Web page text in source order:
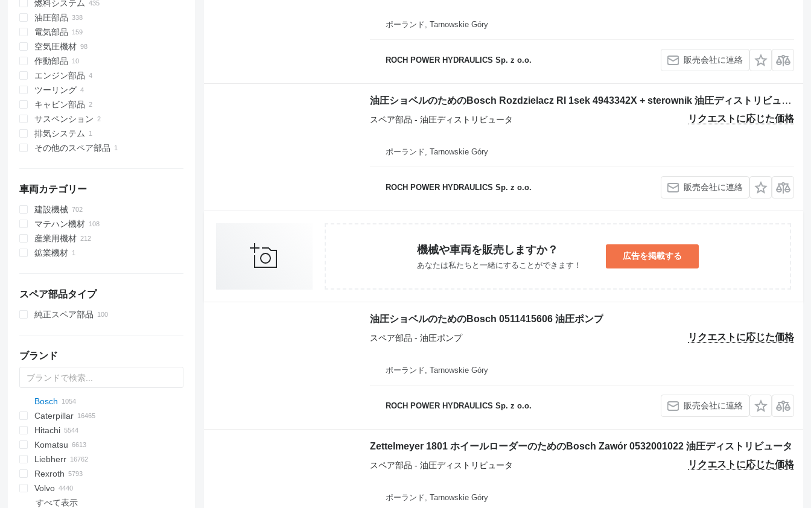
燃料システム
インジェクタ
噴射ポンプ
燃料ポンプ
燃料レール
燃料圧力センサー
エアフィルター
油圧部品
油圧ポンプ
油圧ディストリビュータ
ギアポンプ
油圧モーター
アキシャルピストンポンプ
油圧シリンダ
油圧アキュムレーター
その他の油圧スペア部品
電気部品
オルタネーター
ヒューズブロック
制御ユニット
スターター
電子基板
リレー
サーボモーター
モニター
コントローラー
電気モーター
周波数チェンジャー
ダッシュボード
リニアアクチュエータ
空気圧機材
空気圧シリンダー
ニューマチックバルブ
ソレノイドバルブ
その他の空気圧スペア部品
作動部品
チゼル
その他の作動部品
エンジン部品
エンジン
マニホールド
オイルポンプ
ターボチャージャー
ツーリング
アイドラーローラー
その他の加工設備
キャビン部品
ワイパーモーター
フロント計器盤
サスペンション
パワーステアリング
パワーステアリングポンプ
排気システム
マフラー
その他のスペア部品
車両カテゴリー
建設機械
油圧ショベル
バックホーローダー
クレーン
オールテラインクレーン
道路建設機材
ブルドーザ
建設ローダー
スキッドステア
その他の建設機材
マテハン機材
フォークリフト
ディーゼルフォークリフト
オーダーピッカー
コンテナハンドラー
産業用機材
金属加工機械
梱包機械
発電機
プロセス装置
産業用ロボット
その他の産業用機材
鉱業機材
トラック
スペア部品タイプ
純正スペア部品
ブランド
AL
AS
AZ
AX
ASC
QA
RD
GA
1302
1304
1404
1504
1604
1704
1804
AR
PLL
D-series
BC
BM
BW
C-series
LPE
LWE
OSE
SPE
SWE
BG
BB
320
325
328
331
334
337
341
425
Bosch
CK
321
420
440
445
450
570
580
Caterpillar
12H
12K
12M
120
140
160
Scorpion
Targo
Torion
C-series
KTA
Mega
S-series
AC
CC
HC
TC
BF
D-series
DX
JT
D-series
DH
DL
DX
SD
Solar
TD
TD
CA
PL
M-series
C-series
ATF
HK
RTF
760
860
FD
FL
FR
EX
FB
FD
FH
FL
FR
E-series
W-series
4000
E-series
MHL
W-series
AL
GTH
Z series
AMK
AT
GMK
RT
44C
44D
55D
60E
B-series
C-series
DV
H-series
HD
H-series
H-series
GTO
OHT
SM
Stahlfolder
Hitachi
EX
KH
LX
ZW
ZX
806
H-series
R-series
HL-series
HX-series
R-series
Robex
IS
DD
ECM
SD
1CX
2CX
3CX
4CX
110
310 G
310 J
310 K
310S K
331
ECE
EFG
EJE
EKX
ERC
KR
LMV
HD
CKE
SK
Komatsu
BR
CK
D series
GD
GMT
KMK
D-series
K-series
KC-series
KH-series
Liebherr
A-series
HS
K-Series
D-series
E-series
H-series
LS
CLG
L-series
MRT
MT
MF
50
11
12
14
P-series
TF
Lokotrack
D-series
FB
FD
MST
MT
50
1404
1501
B-series
CX
D-series
D-series
F-series
L-series
OQ
ATT
EB
1100 Series
90
Rexroth
SE
CH
QE
HML
HR
735
818
SK
EK
EXU
LS
SH
SWE
ATF
ATF
TL
TB
TL
7200
970
A-series
CW
D-series
W
Volvo
A-series
6870
AB
6503
WG
W-series
QY
ERP
B-series
YC
ZM
ZL
H
すべて表示
ポーランド, Tarnowskie Góry
ROCH POWER HYDRAULICS Sp. z o.o. 販売会社に連絡
油圧ショベルのためのBosch Rozdzielacz RI 1sek 4943342X + sterownik 油圧ディストリビュータ
リクエストに応じた価格
スペア部品 - 油圧ディストリビュータ
ポーランド, Tarnowskie Góry
ROCH POWER HYDRAULICS Sp. z o.o. 販売会社に連絡
機械や車両を販売しますか？
あなたは私たちと一緒にすることができます！
広告を掲載する
油圧ショベルのためのBosch 0511415606 油圧ポンプ
リクエストに応じた価格
スペア部品 - 油圧ポンプ
ポーランド, Tarnowskie Góry
ROCH POWER HYDRAULICS Sp. z o.o. 販売会社に連絡
Zettelmeyer 1801 ホイールローダーのためのBosch Zawór 0532001022 油圧ディストリビュータ
リクエストに応じた価格
スペア部品 - 油圧ディストリビュータ
ポーランド, Tarnowskie Góry